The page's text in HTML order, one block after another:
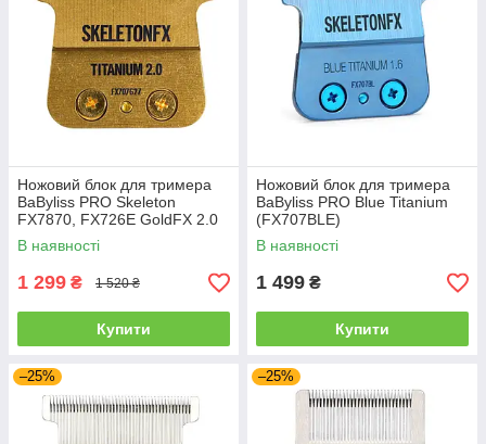
Ножовий блок для тримера
BaByliss PRO Skeleton
FX7870, FX726E GoldFX 2.0
(FX707G2ZE)
В наявності
1 299 ₴ 1 520 ₴
Купити
Ножовий блок для тримера
BaByliss PRO Blue Titanium
(FX707BLE)
В наявності
1 499 ₴
Купити
–25% –25%